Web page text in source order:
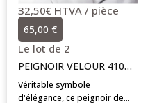
32,50€ HTVA / pièce
65,00 €
Le lot de 2
PEIGNOIR VELOUR 410g/m2
Véritable symbole
d'élégance, ce peignoir de